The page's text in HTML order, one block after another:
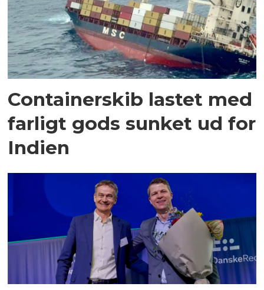
Containerskib lastet med
farligt gods sunket ud for
Indien